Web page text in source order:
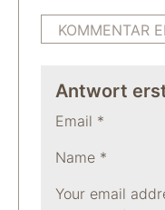
KOMMENTAR
Antwort
Your email
Name *
Email *